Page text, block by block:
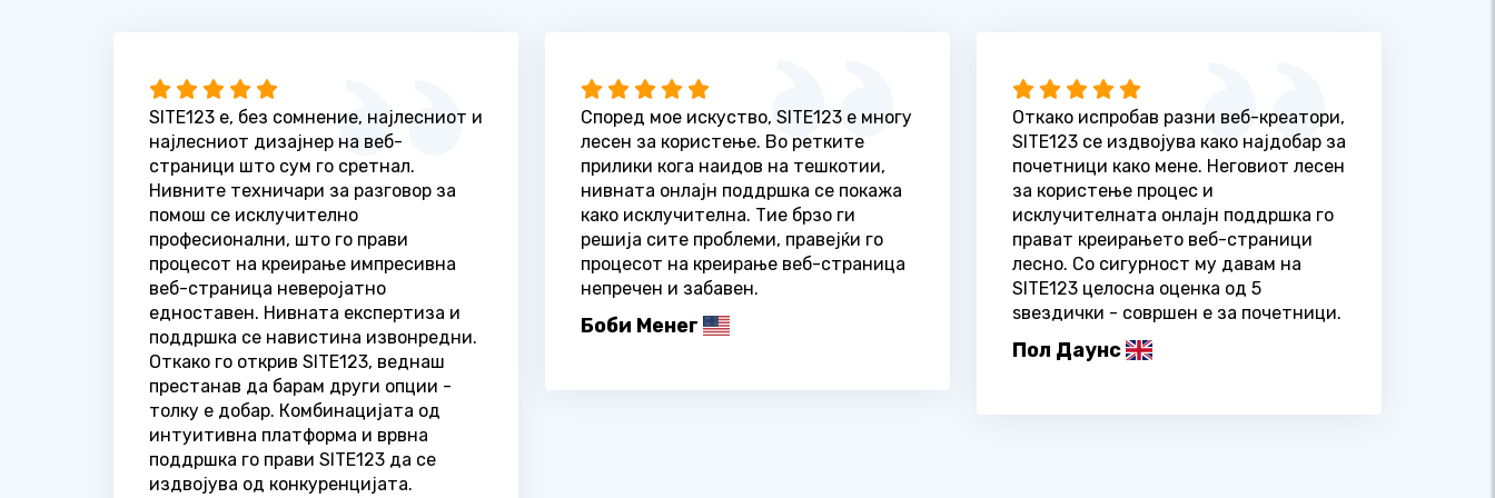
SITE123 е, без сомнение, најлесниот и
најлесниот дизајнер на веб-
страници што сум го сретнал.
Нивните техничари за разговор за
помош се исклучително
професионални, што го прави
процесот на креирање импресивна
веб-страница неверојатно
едноставен. Нивната експертиза и
поддршка се навистина извонредни.
Откако го открив SITE123, веднаш
престанав да барам други опции -
толку е добар. Комбинацијата од
интуитивна платформа и врвна
поддршка го прави SITE123 да се
издвојува од конкуренцијата.
Според мое искуство, SITE123 е многу
лесен за користење. Во ретките
прилики кога наидов на тешкотии,
нивната онлајн поддршка се покажа
како исклучителна. Тие брзо ги
решија сите проблеми, правејќи го
процесот на креирање веб-страница
непречен и забавен.
Боби Менег
Откако испробав разни веб-креатори,
SITE123 се издвојува како најдобар за
почетници како мене. Неговиот лесен
за користење процес и
исклучителната онлајн поддршка го
прават креирањето веб-страници
лесно. Со сигурност му давам на
SITE123 целосна оценка од 5
ѕвездички - совршен е за почетници.
Пол Даунс